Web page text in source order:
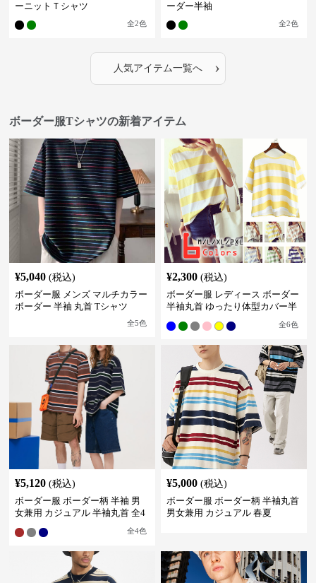
ーニットＴシャツ
全2色
ーダー半袖
全2色
人気アイテム一覧へ ›
ボーダー服Tシャツの新着アイテム
¥5,040 (税込)
ボーダー服 メンズ マルチカラー
ボーダー 半袖 丸首 Tシャツ
全5色
¥2,300 (税込)
ボーダー服 レディース ボーダー
半袖丸首 ゆったり体型カバー半
全6色
¥5,120 (税込)
ボーダー服 ボーダー柄 半袖 男
女兼用 カジュアル 半袖丸首 全4
全4色
¥5,000 (税込)
ボーダー服 ボーダー柄 半袖丸首
男女兼用 カジュアル 春夏